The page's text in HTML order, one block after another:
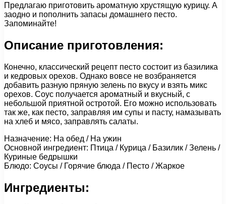
Предлагаю приготовить ароматную хрустящую курицу. А
заодно и пополнить запасы домашнего песто.
Запоминайте!
Описание приготовления:
Конечно, классический рецепт песто состоит из базилика
и кедровых орехов. Однако вовсе не возбраняется
добавить разную пряную зелень по вкусу и взять микс
орехов. Соус получается ароматный и вкусный, с
небольшой приятной остротой. Его можно использовать
так же, как песто, заправляя им супы и пасту, намазывать
на хлеб и мясо, заправлять салаты.
Назначение: На обед / На ужин
Основной ингредиент: Птица / Курица / Базилик / Зелень /
Куриные бедрышки
Блюдо: Соусы / Горячие блюда / Песто / Жаркое
Ингредиенты: